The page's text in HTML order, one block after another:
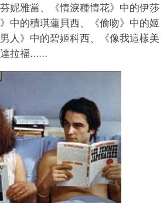
妮雅當、《情淚種情花》中的伊莎
中的積琪蓮貝西、《偷吻》中的姬
人》中的碧姬科西、《像我這樣美
達拉福……